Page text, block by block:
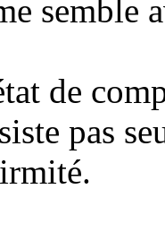
semble
de
pas